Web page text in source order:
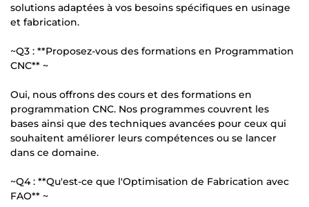
solutions adaptées à vos besoins spécifiques en usinage
et fabrication.
~Q3 : **Proposez-vous des formations en Programmation
CNC** ~
Oui, nous offrons des cours et des formations en
programmation CNC. Nos programmes couvrent les
bases ainsi que des techniques avancées pour ceux qui
souhaitent améliorer leurs compétences ou se lancer
dans ce domaine.
~Q4 : **Qu'est-ce que l'Optimisation de Fabrication avec
FAO** ~